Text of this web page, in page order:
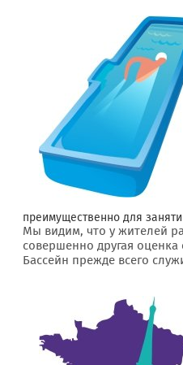
преимущественно для
Мы видим, что у жителей
совершенно другая оценка
Бассейн прежде всего